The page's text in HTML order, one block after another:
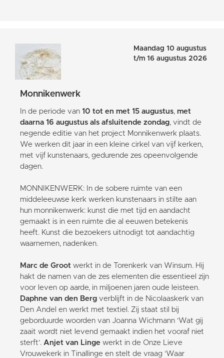
Maandag 10 augustus
t/m 16 augustus 2026
Monnikenwerk
In de periode van 10 tot en met 15 augustus, met
daarna 16 augustus als afsluitende zondag, vindt de
negende editie van het project Monnikenwerk plaats.
We werken dit jaar in een kleine cirkel van vijf kerken,
met vijf kunstenaars, gedurende zes opeenvolgende
dagen.
MONNIKENWERK: In de sobere ruimte van een
middeleeuwse kerk werken kunstenaars in stilte aan
hun monnikenwerk: kunst die met tijd en aandacht
gemaakt is in een ruimte die al eeuwen betekenis
heeft. Kunst die bezoekers uitnodigt tot aandachtig
waarnemen, nadenken.
Marc de Groot werkt in de Torenkerk van Winsum. Hij
hakt de namen van de zes elementen die essentieel zijn
voor leven op aarde, in miljoenen jaren oude leisteen.
Daphne van den Berg verblijft in de Nicolaaskerk van
Den Andel en werkt met textiel. Zij staat stil bij
geborduurde woorden van Joanna Wichmann ‘Wat gij
zaait wordt niet levend gemaakt indien het vooraf niet
sterft’. Anjet van Linge werkt in de Onze Lieve
Vrouwekerk in Tinallinge en stelt de vraag ‘Waar